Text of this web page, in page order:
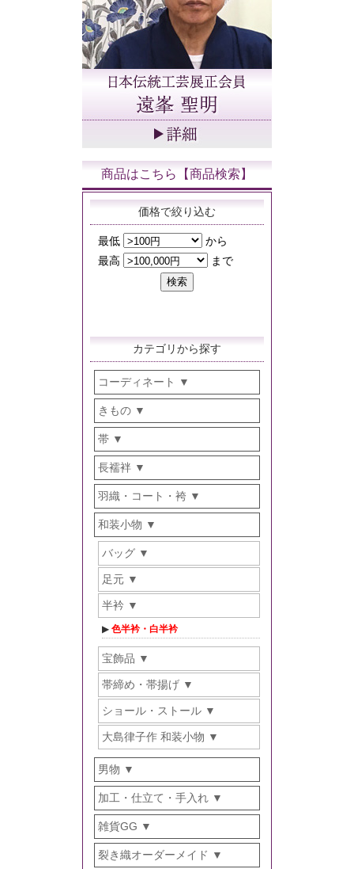
商品はこちら【商品検索】
価格で絞り込む
カテゴリから探す
コーディネート
きもの
帯
長襦袢
羽織・コート・袴
和装小物
バッグ
足元
半衿
色半衿・白半衿
宝飾品
帯締め・帯揚げ
ショール・ストール
大島律子作 和装小物
男物
加工・仕立て・手入れ
雑貨GG
裂き織オーダーメイド